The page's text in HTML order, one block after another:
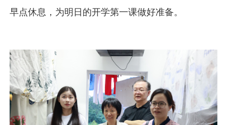
早点休息，为明日的开学第一课做好准备。